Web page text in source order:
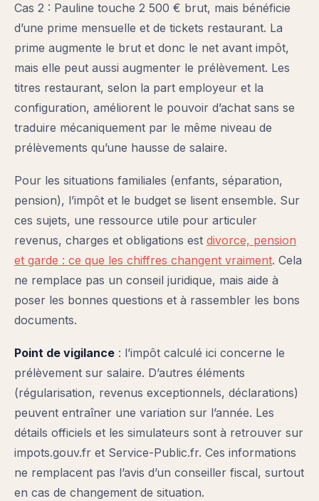
Cas 2 : Pauline touche 2 500 € brut, mais bénéficie
d’une prime mensuelle et de tickets restaurant. La
prime augmente le brut et donc le net avant impôt,
mais elle peut aussi augmenter le prélèvement. Les
titres restaurant, selon la part employeur et la
configuration, améliorent le pouvoir d’achat sans se
traduire mécaniquement par le même niveau de
prélèvements qu’une hausse de salaire.
Pour les situations familiales (enfants, séparation,
pension), l’impôt et le budget se lisent ensemble. Sur
ces sujets, une ressource utile pour articuler
revenus, charges et obligations est divorce, pension
et garde : ce que les chiffres changent vraiment. Cela
ne remplace pas un conseil juridique, mais aide à
poser les bonnes questions et à rassembler les bons
documents.
Point de vigilance : l’impôt calculé ici concerne le
prélèvement sur salaire. D’autres éléments
(régularisation, revenus exceptionnels, déclarations)
peuvent entraîner une variation sur l’année. Les
détails officiels et les simulateurs sont à retrouver sur
impots.gouv.fr et Service-Public.fr. Ces informations
ne remplacent pas l’avis d’un conseiller fiscal, surtout
en cas de changement de situation.